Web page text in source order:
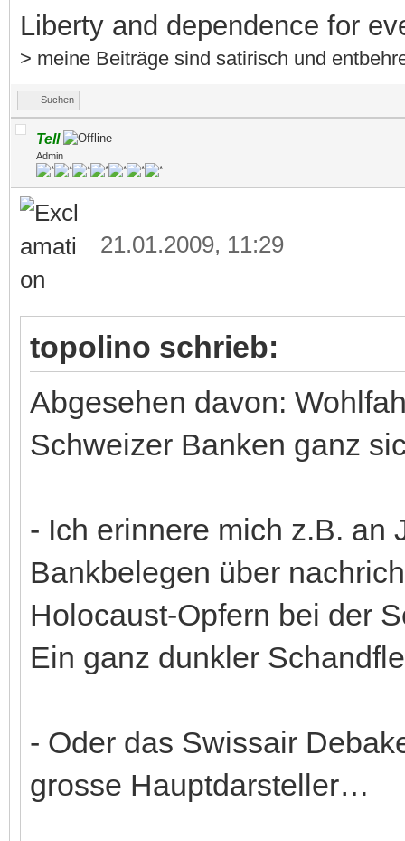
Liberty and dependence for
> meine Beiträge sind satirisch und
Suchen
Tell
Admin
21.01.2009, 11:29
topolino schrieb:
Abgesehen davon:
Schweizer Banken ganz
- Ich erinnere mich z.B. an
Bankbelegen über
Holocaust-Opfern bei der
Ein ganz dunkler
- Oder das Swissair
grosse Hauptdarsteller…